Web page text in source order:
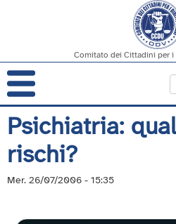
Salta
al
contenuto
principale
Comitato dei Cittadini per i
Navigazione
principale
Psichiatria:
rischi?
Mer. 26/07/2006 - 15:35